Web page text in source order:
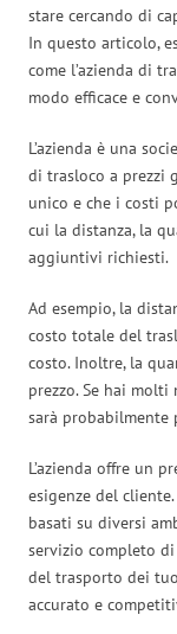
stare cercando di
In questo articolo,
come l’azienda di
modo efficace e
L’azienda è una
di trasloco a prezzi
unico e che i costi
cui la distanza, la
aggiuntivi richiesti.
Ad esempio, la
costo totale del
costo. Inoltre, la
prezzo. Se hai
sarà probabilmente
L’azienda offre un
esigenze del
basati su diversi
servizio completo
del trasporto dei
accurato e